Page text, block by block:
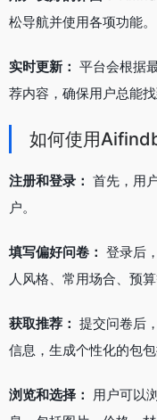
松导航并使用各项功能。
实时更新： 平台会根据
荐内容，确保用户总能找
如何使用
注册和登录： 首先，用
户。
填写偏好问卷： 登录后
人风格、常用场合、预算
获取推荐： 提交问卷后
信息，生成个性化的包包
浏览和选择： 用户可以